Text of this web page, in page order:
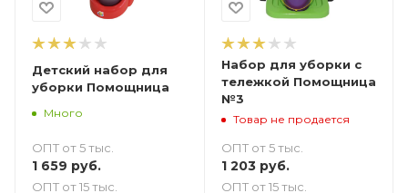
Детский набор для
уборки Помощница
Много
ОПТ от 5 тыс.
1 659 руб.
ОПТ от 15 тыс.
Набор для уборки с
тележкой Помощница
№3
Товар не продается
ОПТ от 5 тыс.
1 203руб.
ОПТ от 15 тыс.